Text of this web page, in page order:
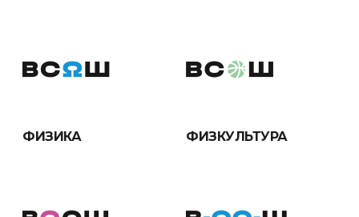
ФИЗИКА ФИЗКУЛЬТУРА